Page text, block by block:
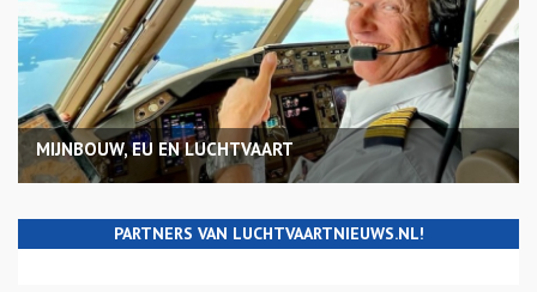
MIJNBOUW, EU EN LUCHTVAART
PARTNERS VAN LUCHTVAARTNIEUWS.NL!